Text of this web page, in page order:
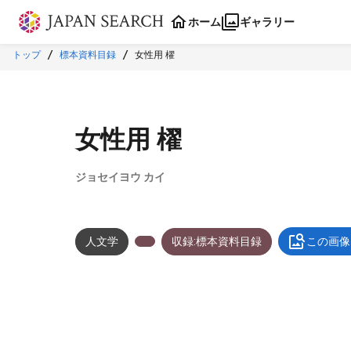
本文に飛ぶ
ホーム ギャラリー
トップ 標本資料目録 女性用 櫂
女性用 櫂
ジョセイヨウ カイ
人文学 収録:標本資料目録 この画